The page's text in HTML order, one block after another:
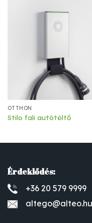
OTTHON
Stilo fali autótöltő
Érdeklődés:
+36 20 579 9999
altego@alteo.hu